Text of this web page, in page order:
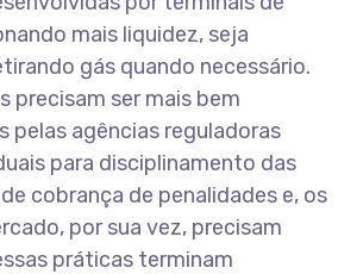
mais liquidez, seja
gás quando necessário.
precisam ser mais bem
pelas agências reguladoras
para disciplinamento das
cobrança de penalidades e, os
por sua vez, precisam
práticas terminam